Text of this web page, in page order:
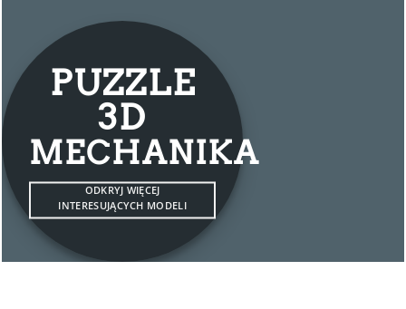
PUZZLE
3D
MECHANIKA
ODKRYJ WIĘCEJ
INTERESUJĄCYCH MODELI